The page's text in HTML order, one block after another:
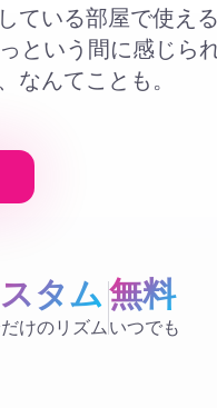
ている部屋で使え
という間に感じら
なんてことも。
タム
けのリズム
無料
いつでも